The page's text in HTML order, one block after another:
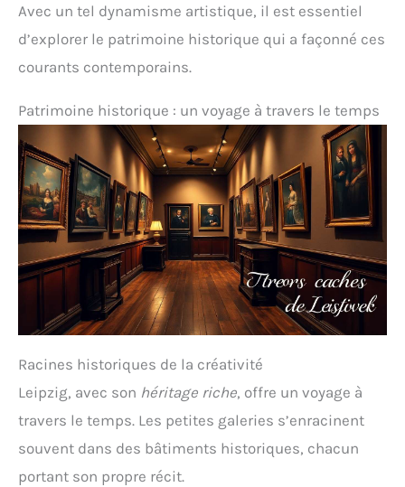
Avec un tel dynamisme artistique, il est essentiel
d’explorer le patrimoine historique qui a façonné ces
courants contemporains.
Patrimoine historique : un voyage à travers le temps
Racines historiques de la créativité
Leipzig, avec son héritage riche, offre un voyage à
travers le temps. Les petites galeries s’enracinent
souvent dans des bâtiments historiques, chacun
portant son propre récit.